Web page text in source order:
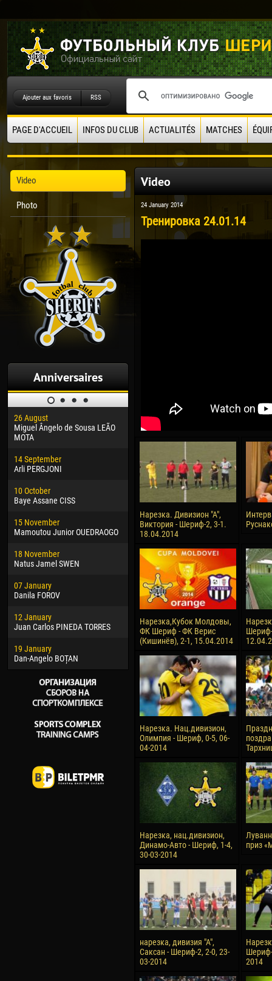
Ajouter aux favoris RSS
PAGE D'ACCUEIL INFOS DU CLUB ACTUALITÉS MATCHES
Video
Photo
Anniversaires
26 August
Miguel Ângelo de Sousa LEÃO
MOTA
14 September
Arli PERGJONI
10 October
Baye Assane CISS
15 November
Mamoutou Junior OUEDRAOGO
18 November
Natus Jamel SWEN
07 January
Danila FOROV
12 January
Juan Carlos PINEDA TORRES
19 January
Dan-Angelo BOȚAN
30 January
Dhoraso Moreo KLAS
Vladislav COSTIN
02 March
Veaceslav COZMA
09 March
Emmanuel AFETSE
Jayder Moreno ASPRILLA
22 March
Samba KONÉ
26 March
Vitor Hugo Morais de OLIVEIRA
28 March
Raí LOPES DE OLIVEIRA
04
13
15
24
10
15
17
Video
24 January 2014
Тренировка 24.01.14
Нарезка. Дивизион "А",
Виктория - Шериф-2, 3-1.
18.04.2014
Нарезка,Кубок Молдовы,
ФК Шериф - ФК Верис
(Кишинёв), 2-1, 15.04.2014
Шериф-
Нарезка. Нац.дивизион,
Олимпия - Шериф, 0-5, 06-
04-2014
Нарезка, нац.дивизион,
Динамо-Авто - Шериф, 1-4,
30-03-2014
приз
нарезка, дивизия "А",
Саксан - Шериф-2, 2-0, 23-
03-2014
Шериф-
2014